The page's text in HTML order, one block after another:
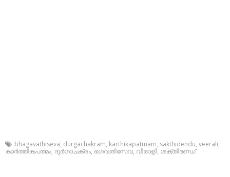
bhagavathiseva, durgachakram, karthikapatmam, sakthidendu, veerali,
കാര്‍ത്തികപത്മം, ദുര്‍ഗാചക്രം, ഭഗവതിസേവ, വീരാളി, ശക്തിദണ്ഡ്